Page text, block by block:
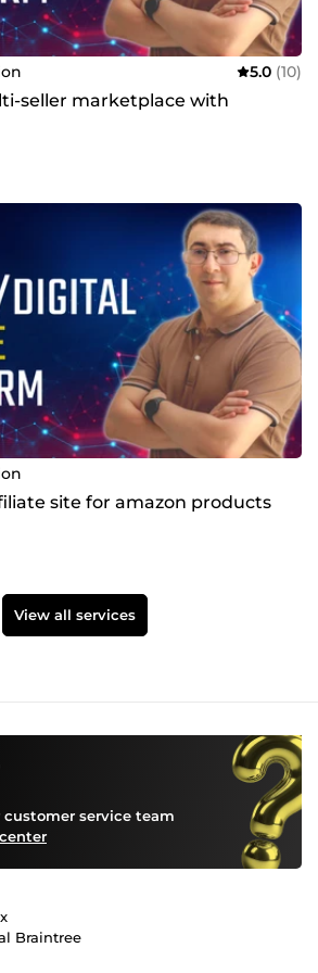
5.0 (10)
seller marketplace with
site for amazon products
View all services
service team
Braintree